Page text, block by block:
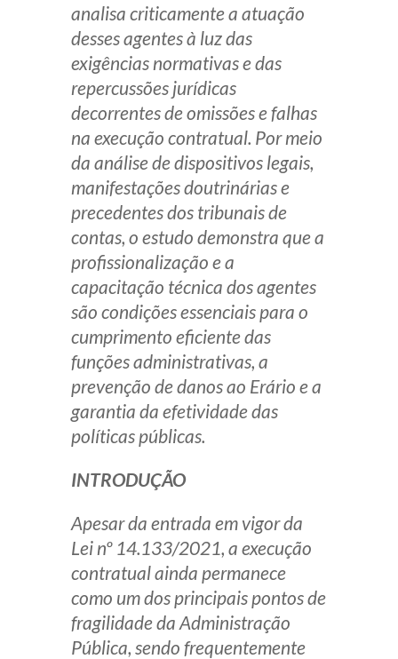
Telefone (41) 2109-8666
Whatsapp (41) 98881-6616
analisa criticamente a atuação
desses agentes à luz das
exigências normativas e das
repercussões jurídicas
decorrentes de omissões e falhas
na execução contratual. Por meio
da análise de dispositivos legais,
manifestações doutrinárias e
precedentes dos tribunais de
contas, o estudo demonstra que a
profissionalização e a
capacitação técnica dos agentes
são condições essenciais para o
cumprimento eficiente das
funções administrativas, a
prevenção de danos ao Erário e a
garantia da efetividade das
políticas públicas.
INTRODUÇÃO
Apesar da entrada em vigor da
Lei nº 14.133/2021, a execução
contratual ainda permanece
como um dos principais pontos de
fragilidade da Administração
Pública, sendo frequentemente